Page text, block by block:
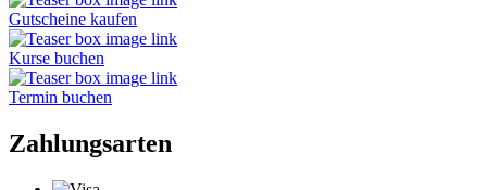
Gutscheine kaufen
Kurse buchen
Termin buchen
Zahlungsarten